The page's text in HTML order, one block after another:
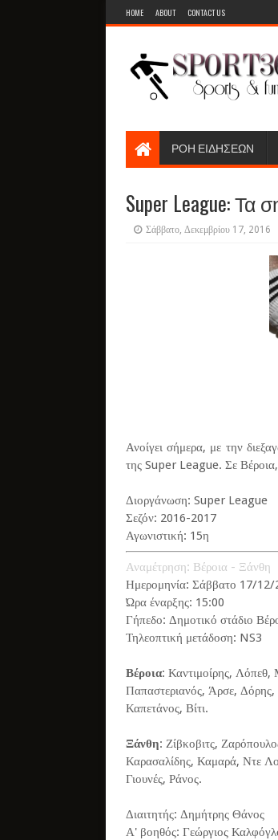
HOME ABOUT CONTACT US
ΡΟΗ ΕΙΔΗΣΕΩΝ
Super League: Τα
Σάββατο, Δεκεμβρίου 17, 2016
Ανοίγει σήμερα, με την
της Super League. Σε Βέροια,
Διοργάνωση: Super League
Σεζόν: 2016-2017
Αγωνιστική: 15η
Αναμέτρηση: Βέροια - Ξάνθη
Ημερομηνία: Σάββατο 17/12/
Ώρα έναρξης: 15:00
Γήπεδο: Δημοτικό στάδιο
Τηλεοπτική μετάδοση: NS3
Βέροια: Καντιμοίρης,
Παπαστεριανός, Άρσε,
Καπετάνος, Βίτι.
Ξάνθη: Ζίβκοβιτς,
Καρασαλίδης, Καμαρά, Ντε
Γιουνές, Ράνος.
Διαιτητής: Δημήτρης Θάνος
Α' βοηθός: Γεώργιος